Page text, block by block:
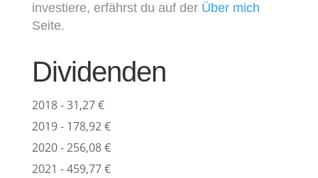
investiere, erfährst du auf der Über mich
Seite.
Dividenden
2018 - 31,27 €
2019 - 178,92 €
2020 - 256,08 €
2021 - 459,77 €